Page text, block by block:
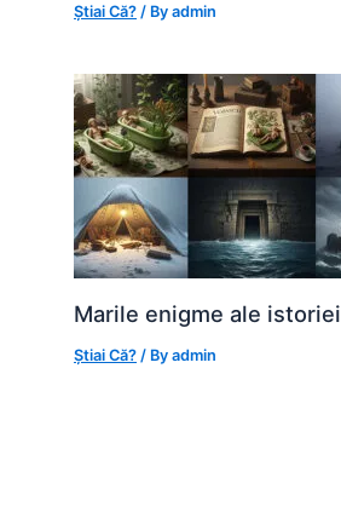
Știai Că? / Byadmin
Marile enigme ale istoriei
Știai Că? / Byadmin